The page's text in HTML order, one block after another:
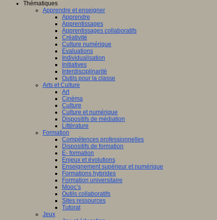
Thématiques
Apprendre et enseigner
Apprendre
Apprentissages
Apprentissages collaboratifs
Créativité
Culture numérique
Evaluations
Individualisation
Initiatives
Interdisciplinarité
Outils pour la classe
Arts et Culture
Art
Cinéma
Culture
Culture et numérique
Dispositifs de médiation
Littérature
Formation
Compétences professionnelles
Dispositifs de formation
E- formation
Enjeux et évolutions
Enseignement supérieur et numérique
Formations hybrides
Formation universitaire
Mooc’s
Outils collaboratifs
Sites ressources
Tutorat
Jeux